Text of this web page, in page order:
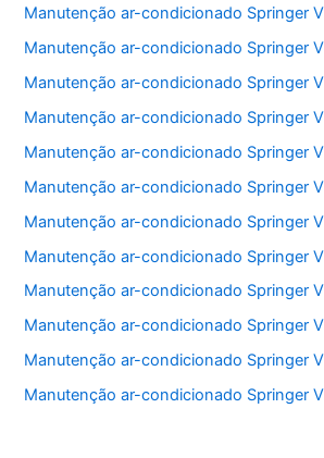
Manutenção ar-condicionado Springer
Manutenção ar-condicionado Springer
Manutenção ar-condicionado Springer
Manutenção ar-condicionado Springer
Manutenção ar-condicionado Springer
Manutenção ar-condicionado Springer
Manutenção ar-condicionado Springer
Manutenção ar-condicionado Springer
Manutenção ar-condicionado Springer
Manutenção ar-condicionado Springer
Manutenção ar-condicionado Springer
Manutenção ar-condicionado Springer